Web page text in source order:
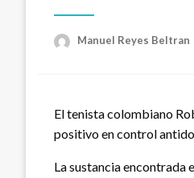
Manuel Reyes Beltran
El tenista colombiano
positivo en control
La sustancia encontrada